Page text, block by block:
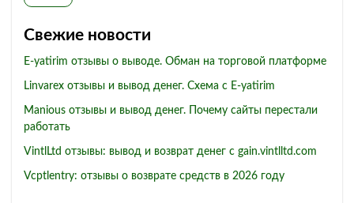
Свежие новости
E-yatirim отзывы о выводе. Обман на торговой платформе
Linvarex отзывы и вывод денег. Схема с E-yatirim
Manious отзывы и вывод денег. Почему сайты перестали
работать
VintlLtd отзывы: вывод и возврат денег с gain.vintlltd.com
Vcptlentry: отзывы о возврате средств в 2026 году